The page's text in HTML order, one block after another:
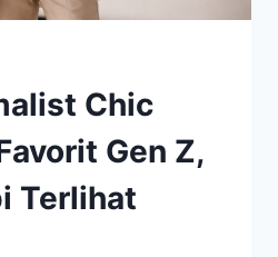
Chic
Gen Z,
Terlihat